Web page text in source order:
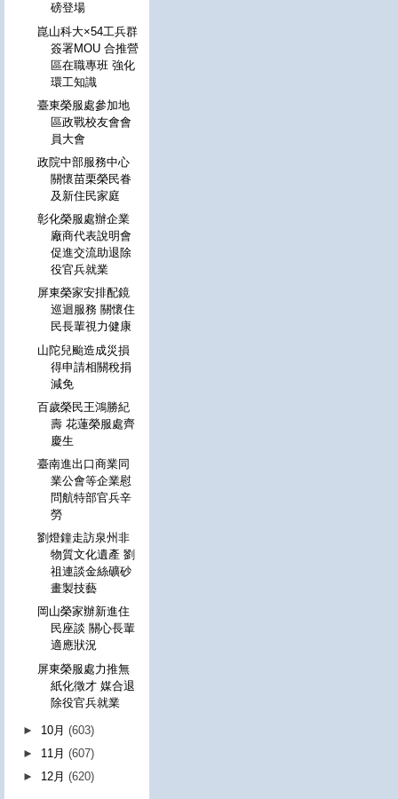
磅登場
崑山科大×54工兵群
簽署MOU 合推營
區在職專班 強化
環工知識
臺東榮服處參加地
區政戰校友會會
員大會
政院中部服務中心
關懷苗栗榮民眷
及新住民家庭
彰化榮服處辦企業
廠商代表說明會
促進交流助退除
役官兵就業
屏東榮家安排配鏡
巡迴服務 關懷住
民長輩視力健康
山陀兒颱造成災損
得申請相關稅捐
減免
百歲榮民王鴻勝紀
壽 花蓮榮服處齊
慶生
臺南進出口商業同
業公會等企業慰
問航特部官兵辛
勞
劉燈鐘走訪泉州非
物質文化遺產 劉
祖連談金絲礦砂
畫製技藝
岡山榮家辦新進住
民座談 關心長輩
適應狀況
屏東榮服處力推無
紙化徵才 媒合退
除役官兵就業
► 10月(603)
► 11月(607)
► 12月(620)